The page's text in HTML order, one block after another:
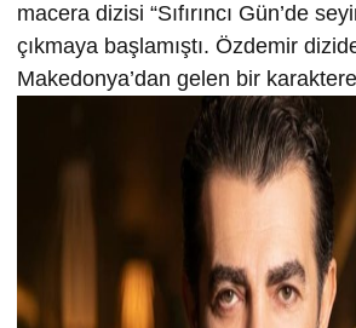
macera dizisi “Sıfırıncı Gün’de
çıkmaya başlamıştı. Özdemir
Makedonya’dan gelen bir